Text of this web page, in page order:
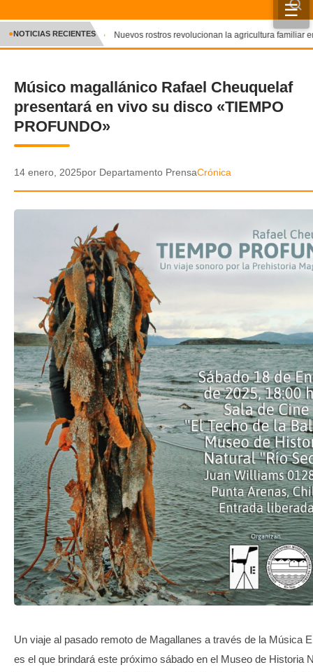
☰
INICIO
CRÓNICA
DEPORTES
ENTRETENIMIENTO Y CULTURA
VIDEOS
GALERIA DE FOTOS
APP MÓVIL
TRANSPARENCIA
✕
●NOTICIAS RECIENTES Nuevos rostros revolucionan la agricultura familiar
Músico magallánico Rafael Cheuquelaf
presentará en vivo su disco «TIEMPO
PROFUNDO»
14 enero, 2025por Departamento PrensaCrónica
Un viaje al pasado remoto de Magallanes a través de la Música
es el que brindará este próximo sábado en el Museo de Historia